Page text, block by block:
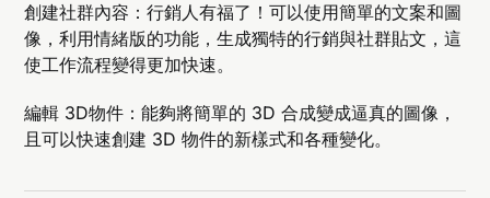
創建社群內容：行銷人有福了！可以使用簡單的文案和圖
像，利用情緒版的功能，生成獨特的行銷與社群貼文，這
使工作流程變得更加快速。
編輯 3D物件：能夠將簡單的 3D 合成變成逼真的圖像，
且可以快速創建 3D 物件的新樣式和各種變化。